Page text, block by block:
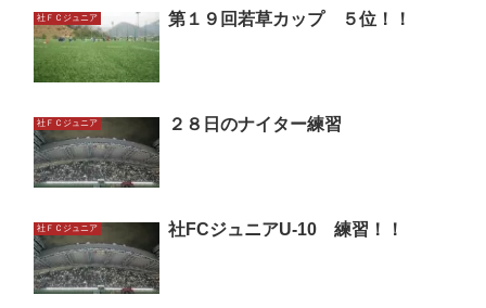
社ＦＣジュニア 第１９回若草カップ ５位！！
社ＦＣジュニア ２８日のナイター練習
社ＦＣジュニア 社FCジュニアU-10 練習！！